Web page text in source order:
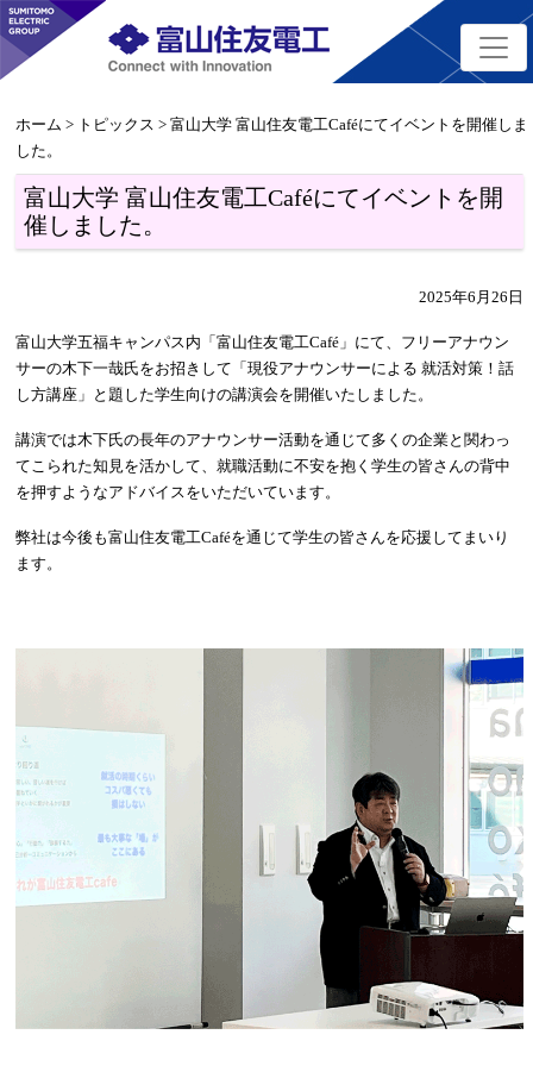
ホーム > トピックス > 富山大学 富山住友電工Caféにてイベントを開催しま
した。
富山大学 富山住友電工Caféにてイベントを開
催しました。
2025年6月26日
富山大学五福キャンパス内「富山住友電工Café」にて、フリーアナウン
サーの木下一哉氏をお招きして「現役アナウンサーによる 就活対策！話
し方講座」と題した学生向けの講演会を開催いたしました。
講演では木下氏の長年のアナウンサー活動を通じて多くの企業と関わっ
てこられた知見を活かして、就職活動に不安を抱く学生の皆さんの背中
を押すようなアドバイスをいただいています。
弊社は今後も富山住友電工Caféを通じて学生の皆さんを応援してまいり
ます。